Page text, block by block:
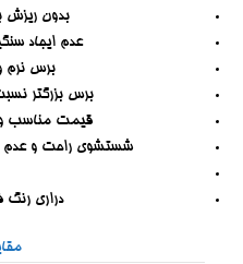
بدون ریزش
عدم ایجاد
برس نرم
برس بزرگتر
قیمت مناسب و
شستشوی راحت و عدم
دراری